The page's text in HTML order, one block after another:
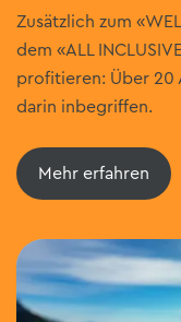
Zusätzlich zum «
dem «ALL
profitieren: Über 20
darin inbegriffen.
Mehr erfahren